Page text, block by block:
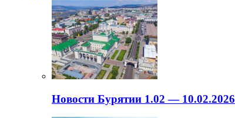
Новости Бурятии 1.02 — 10.02.2026